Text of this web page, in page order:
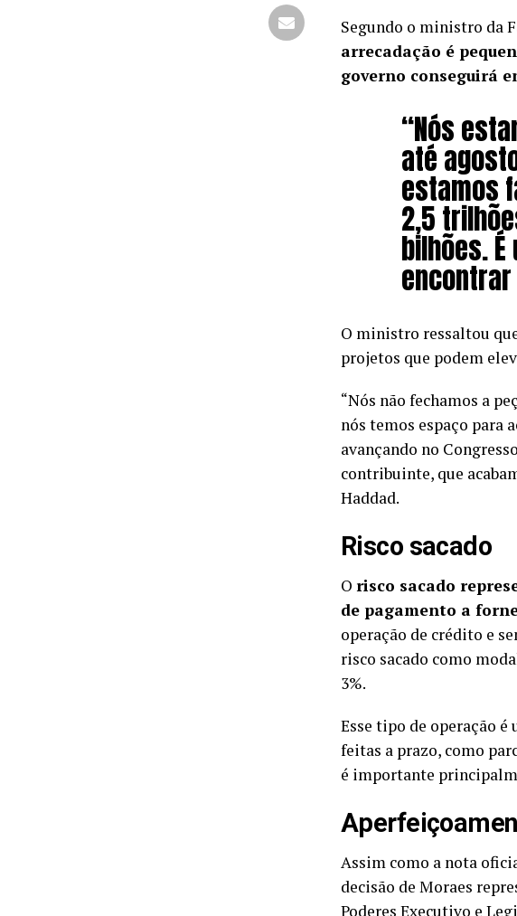
Segundo o ministro da
arrecadação é
governo conseguirá
“Nós
até
estamos
2,5
bilhões.
O ministro ressaltou
projetos que podem
“Nós não fechamos a
nós temos espaço para
avançando no
contribuinte, que
Haddad.
Risco sacado
O risco sacado
de pagamento a
operação de crédito e
risco sacado como
3%.
Esse tipo de operação é
feitas a prazo, como
é importante
Assim como a nota
decisão de Moraes
Poderes Executivo e